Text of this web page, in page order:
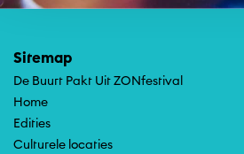
Sitemap
De Buurt Pakt Uit ZONfestival
Home
Edities
Culturele locaties